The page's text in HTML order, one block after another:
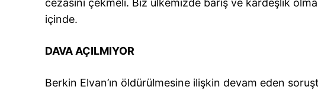
cezasını çekmeli. Biz ülkemizde barış ve kardeşlik
içinde.
DAVA AÇILMIYOR
Berkin Elvan’ın öldürülmesine ilişkin devam eden